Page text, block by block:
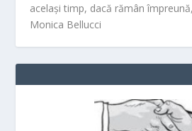
același timp, dacă rămân
Monica Bellucci